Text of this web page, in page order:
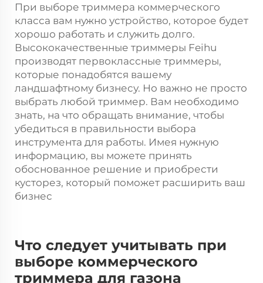
При выборе триммера коммерческого
класса вам нужно устройство, которое будет
хорошо работать и служить долго.
Высококачественные триммеры Feihu
производят первоклассные триммеры,
которые понадобятся вашему
ландшафтному бизнесу. Но важно не просто
выбрать любой триммер. Вам необходимо
знать, на что обращать внимание, чтобы
убедиться в правильности выбора
инструмента для работы. Имея нужную
информацию, вы можете принять
обоснованное решение и приобрести
кусторез, который поможет расширить ваш
бизнес
Что следует учитывать при
выборе коммерческого
триммера для газона